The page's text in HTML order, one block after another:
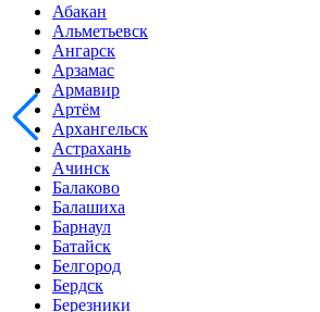
Абакан
Альметьевск
Ангарск
Арзамас
Армавир
Артём
Архангельск
Астрахань
Ачинск
Балаково
Балашиха
Барнаул
Батайск
Белгород
Бердск
Березники